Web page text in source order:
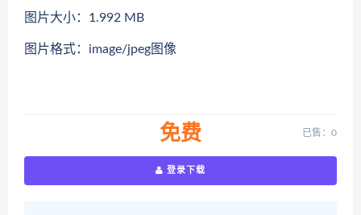
图片大小：1.992 MB
图片格式：image/jpeg图像
免费 已售：0
登录下载